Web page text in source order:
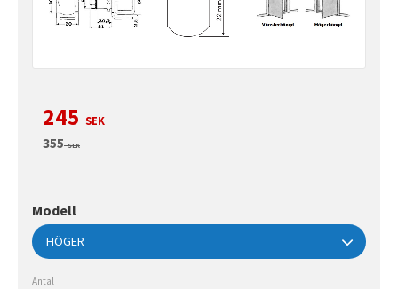
Nedsatt pris:
245 SEK
Ordinarie pris:
355SEK
Modell
Antal